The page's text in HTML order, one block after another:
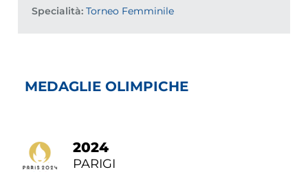
Specialità: Torneo Femminile
MEDAGLIE OLIMPICHE
2024
PARIGI